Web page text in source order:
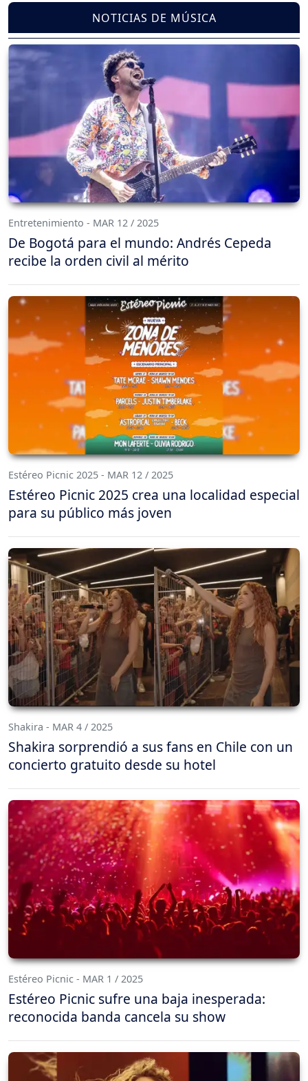
NOTICIAS DE MÚSICA
Entretenimiento - MAR 12 / 2025
De Bogotá para el mundo: Andrés Cepeda
recibe la orden civil al mérito
Estéreo Picnic 2025 - MAR 12 / 2025
Estéreo Picnic 2025 crea una localidad especial
para su público más joven
Shakira - MAR 4 / 2025
Shakira sorprendió a sus fans en Chile con un
concierto gratuito desde su hotel
Estéreo Picnic - MAR 1 / 2025
Estéreo Picnic sufre una baja inesperada:
reconocida banda cancela su show